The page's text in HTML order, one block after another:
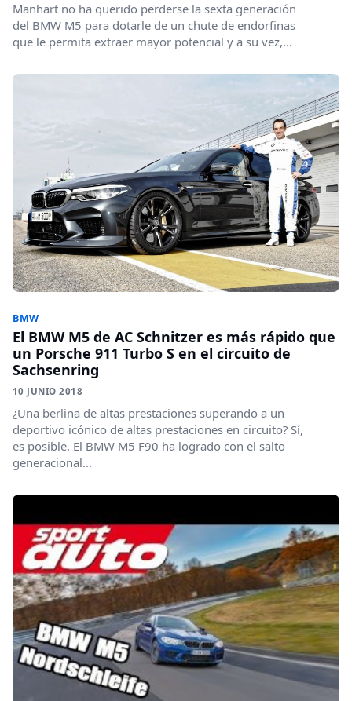
Manhart no ha querido perderse la sexta generación
del BMW M5 para dotarle de un chute de endorfinas
que le permita extraer mayor potencial y a su vez,...
BMW
El BMW M5 de AC Schnitzer es más rápido que
un Porsche 911 Turbo S en el circuito de
Sachsenring
10 JUNIO 2018
¿Una berlina de altas prestaciones superando a un
deportivo icónico de altas prestaciones en circuito? Sí,
es posible. El BMW M5 F90 ha logrado con el salto
generacional...